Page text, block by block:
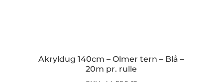
Akryldug 140cm – Olmer tern – Blå –
20m pr. rulle